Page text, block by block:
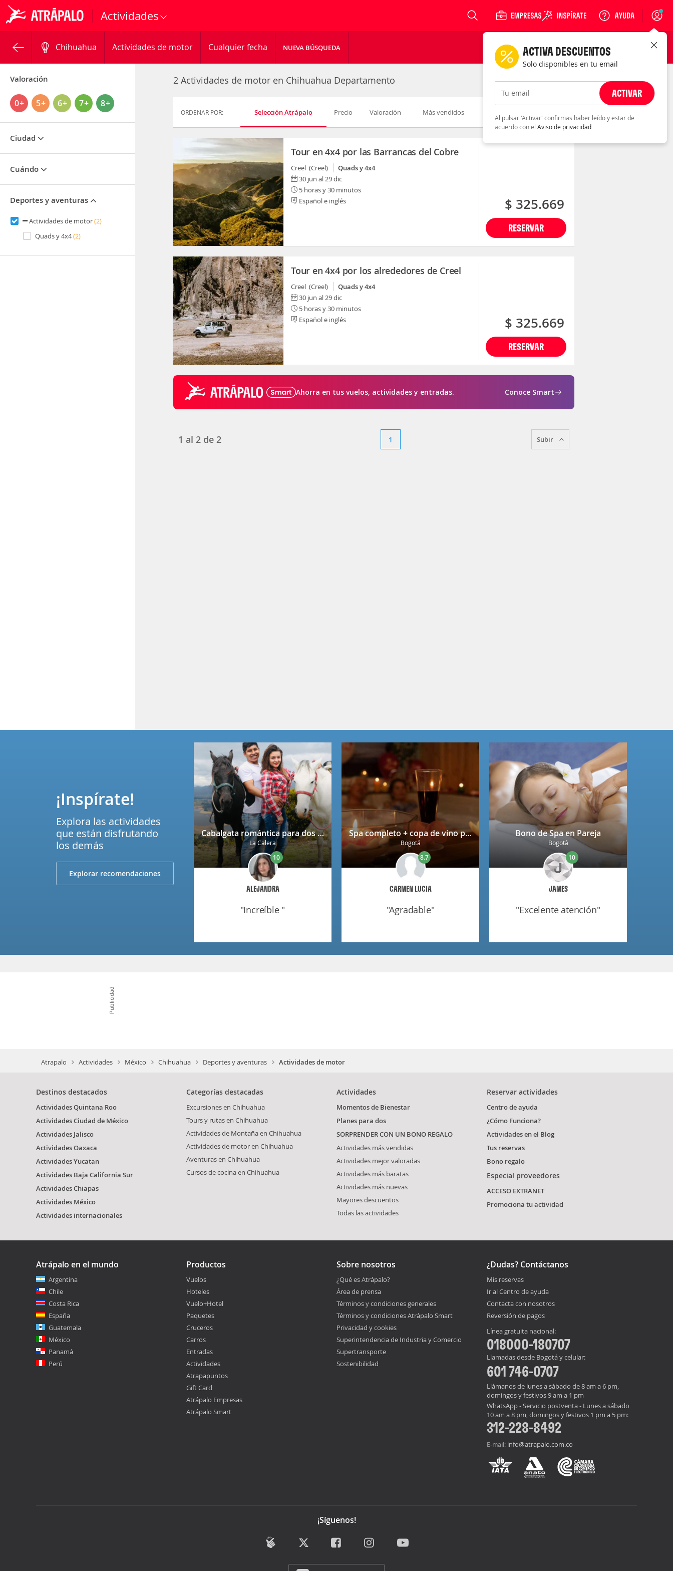
Actividades Login
Chihuahua Actividades de motor Cualquier fecha NUEVA BÚSQUEDA
Valoración
0+ 5+ 6+ 7+ 8+
Ciudad
Cuándo
Deportes y aventuras
Actividades de motor(2)
Quads y 4x4(2)
2 Actividades de motor en Chihuahua Departamento
ORDENAR POR: Selección Atrápalo Precio Valoración Más vendidos
Tour en 4x4 por las Barrancas del Cobre
Creel (Creel)
Quads y 4x4
30 jun al 29 dic
5 horas y 30 minutos
Español e inglés
RESERVAR
$ 325.669
Tour en 4x4 por los alrededores de Creel
Creel (Creel)
Quads y 4x4
30 jun al 29 dic
5 horas y 30 minutos
Español e inglés
RESERVAR
$ 325.669
Ahorra en tus vuelos, actividades y entradas. Conoce Smart
1 al 2 de 2 1 Subir
Cabalgata romántica para dos en La Calera con decoración
La Calera
ALEJANDRA
10
"increíble "
Spa completo + copa de vino para 2 personas en Niza
Bogotá
CARMEN LUCIA
8.7
"agradable"
Bono de Spa en Pareja
Bogotá
JAMES
10
"excelente atención"
¡Inspírate!
Explora las actividades
que están disfrutando
los demás
Explorar recomendaciones
Publicidad
Atrapalo Actividades México Chihuahua Deportes y aventuras Actividades de motor
Destinos destacados
Actividades Quintana Roo
Actividades Ciudad de México
Actividades Jalisco
Actividades Oaxaca
Actividades Yucatan
Actividades Baja California Sur
Actividades Chiapas
Actividades México
Actividades internacionales
Categorías destacadas
Excursiones en Chihuahua
Tours y rutas en Chihuahua
Actividades de Montaña en Chihuahua
Actividades de motor en Chihuahua
Aventuras en Chihuahua
Cursos de cocina en Chihuahua
Actividades
Momentos de Bienestar
Planes para dos
SORPRENDER CON UN BONO REGALO
Actividades más vendidas
Actividades mejor valoradas
Actividades más baratas
Actividades más nuevas
Mayores descuentos
Todas las actividades
Reservar actividades
Centro de ayuda
¿Cómo Funciona?
Actividades en el Blog
Tus reservas
Bono regalo
Especial proveedores
ACCESO EXTRANET
Promociona tu actividad
Atrápalo en el mundo
Argentina
Chile
Costa Rica
España
Guatemala
México
Panamá
Perú
Productos
Vuelos
Hoteles
Vuelo+Hotel
Paquetes
Cruceros
Carros
Entradas
Actividades
Atrapapuntos
Gift Card
Atrápalo Empresas
Atrápalo Smart
Sobre nosotros
¿Qué es Atrápalo?
Área de prensa
Términos y condiciones generales
Términos y condiciones Atrápalo Smart
Privacidad y cookies
Superintendencia de Industria y Comercio
Supertransporte
Sostenibilidad
¿Dudas? Contáctanos
Mis reservas
Ir al Centro de ayuda
Contacta con nosotros
Reversión de pagos
Línea gratuita nacional:
018000-180707
Llamadas desde Bogotá y celular:
601 746-0707
Llámanos de lunes a sábado de 8 am a 6 pm,
domingos y festivos 9 am a 1 pm
WhatsApp - Servicio postventa - Lunes a sábado
10 am a 8 pm, domingos y festivos 1 pm a 5 pm:
312-228-8492
E-mail: info@atrapalo.com.co
¡Síguenos!
ACTIVA DESCUENTOS
Solo disponibles en tu email
Tu email ACTIVAR
Al pulsar 'Activar' confirmas haber leído y estar de
acuerdo con el Aviso de privacidad